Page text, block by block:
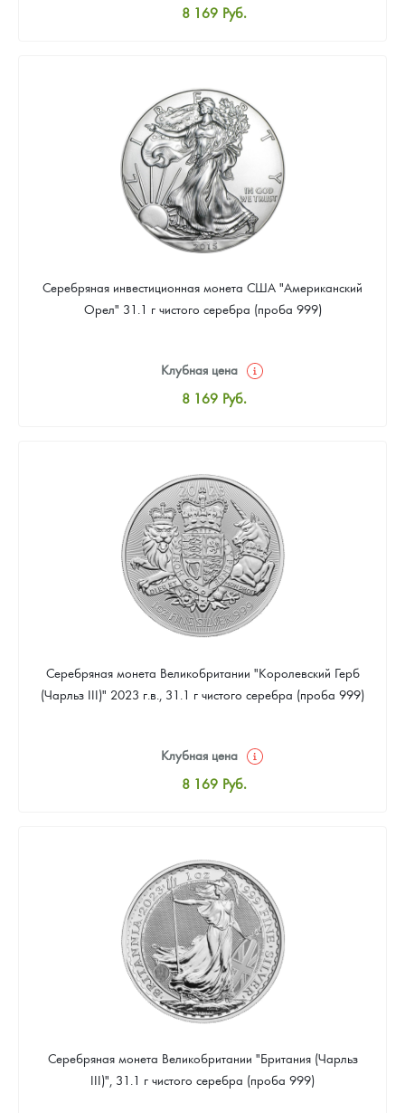
8 169 Руб.
Цена выкупа
Звоните
Серебряная инвестиционная монета США "Американский
Орел" 31.1 г чистого серебра (проба 999)
Клубная цена
8 169 Руб.
Цена выкупа
Звоните
Серебряная монета Великобритании "Королевский Герб
(Чарльз III)" 2023 г.в., 31.1 г чистого серебра (проба 999)
Клубная цена
8 169 Руб.
Цена выкупа
Звоните
Серебряная монета Великобритании "Британия (Чарльз
III)", 31.1 г чистого серебра (проба 999)